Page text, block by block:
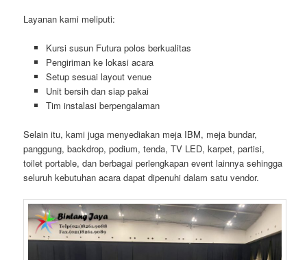
Layanan kami meliputi:
Kursi susun Futura polos berkualitas
Pengiriman ke lokasi acara
Setup sesuai layout venue
Unit bersih dan siap pakai
Tim instalasi berpengalaman
Selain itu, kami juga menyediakan meja IBM, meja bundar,
panggung, backdrop, podium, tenda, TV LED, karpet, partisi,
toilet portable, dan berbagai perlengkapan event lainnya sehingga
seluruh kebutuhan acara dapat dipenuhi dalam satu vendor.